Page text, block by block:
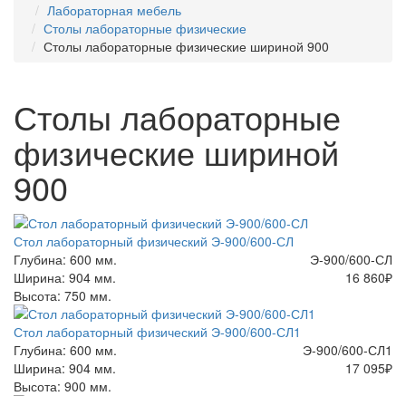
Лабораторная мебель
Столы лабораторные физические
Столы лабораторные физические шириной 900
Столы лабораторные
физические шириной
900
Стол лабораторный физический Э-900/600-СЛ
Э-900/600-СЛ
16 860₽
Глубина: 600 мм.
Ширина: 904 мм.
Высота: 750 мм.
Стол лабораторный физический Э-900/600-СЛ1
Э-900/600-СЛ1
17 095₽
Глубина: 600 мм.
Ширина: 904 мм.
Высота: 900 мм.